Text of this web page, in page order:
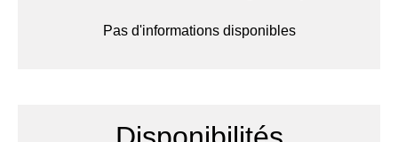
Pas d'informations disponibles